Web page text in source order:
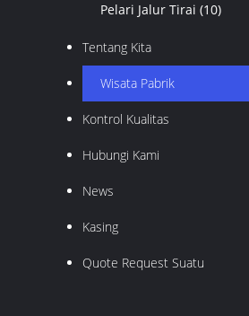
Pelari Jalur Tirai (10)
Tentang Kita
Wisata Pabrik
Kontrol Kualitas
Hubungi Kami
News
Kasing
Quote Request Suatu